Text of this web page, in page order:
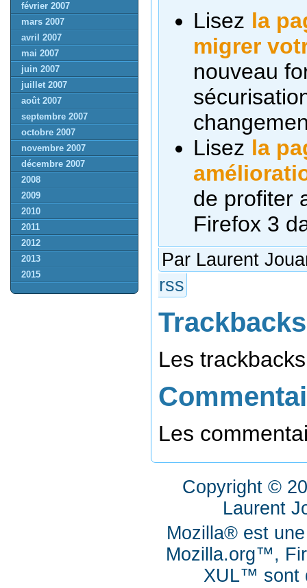
Lisez la
migrer
nouveau
Lisez la
de profiter
Firefox 3
Par Laurent
rss
Trackbacks
Les
Les
février 2007
mars 2007
avril 2007
mai 2007
juin 2007
juillet 2007
août 2007
septembre 2007
octobre 2007
novembre 2007
décembre 2007
2008
2009
2010
2011
2012
2013
2015
Copyright ©
Laurent
Mozilla® est
Mozilla.org™,
XUL™ sont